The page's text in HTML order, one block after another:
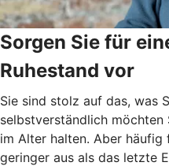
Sorgen Sie für
Ruhestand vor
Sie sind stolz auf das, was
selbstverständlich möchten
im Alter halten. Aber
geringer aus als das letzte